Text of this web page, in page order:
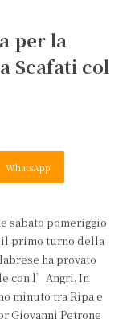
per la
Scafati col
WhatsApp
sabato pomeriggio
il primo turno della
ha provato
con l’Angri. In
minuto tra Ripa e
Giovanni Petrone